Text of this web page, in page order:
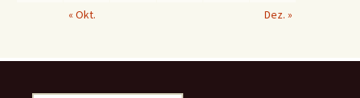
« Okt.
Dez. »